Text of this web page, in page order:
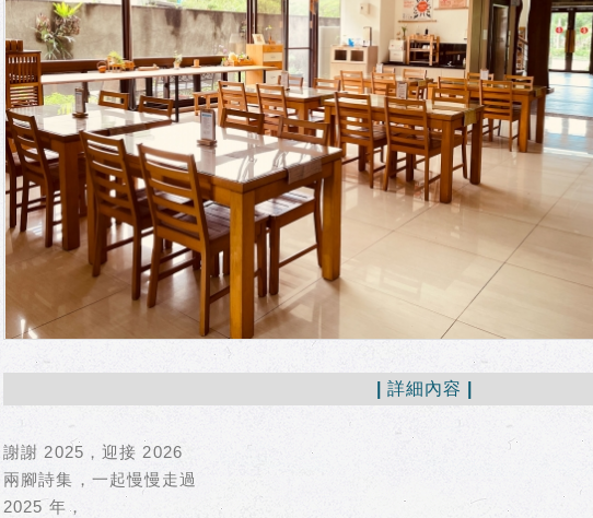
| 詳細內容 |
謝謝 2025，迎接 2026
兩腳詩集，一起慢慢走過
2025 年，